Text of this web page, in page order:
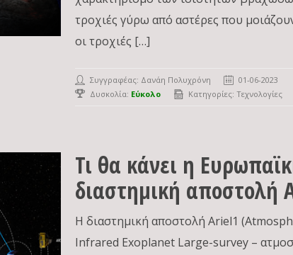
τροχιές γύρω από αστέρες που
οι τροχιές […]
Συγγραφέας: Δανάη Πολυχρόνη
01-06-2023
Δυσκολία: Εύκολο Κατηγορίες:Τεχνολογίες
Τι θα κάνει η
διαστημική αποστολή
Η διαστημική αποστολή Ariel1
Infrared Exoplanet Large-survey –